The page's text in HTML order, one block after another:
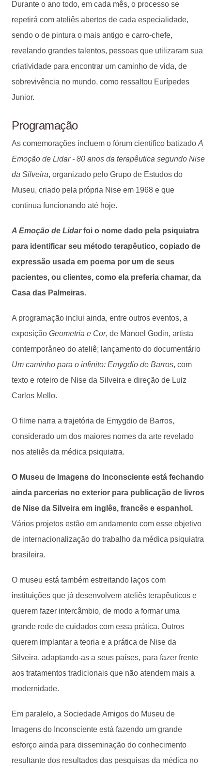
Durante o ano todo, em cada mês, o processo se
repetirá com ateliês abertos de cada especialidade,
sendo o de pintura o mais antigo e carro-chefe,
revelando grandes talentos, pessoas que utilizaram sua
criatividade para encontrar um caminho de vida, de
sobrevivência no mundo, como ressaltou Eurípedes
Junior.
Programação
As comemorações incluem o fórum científico batizado A
Emoção de Lidar - 80 anos da terapêutica segundo Nise
da Silveira, organizado pelo Grupo de Estudos do
Museu, criado pela própria Nise em 1968 e que
continua funcionando até hoje.
A Emoção de Lidarfoi o nome dado pela psiquiatra
para identificar seu método terapêutico, copiado de
expressão usada em poema por um de seus
pacientes, ou clientes, como ela preferia chamar, da
Casa das Palmeiras.
A programação inclui ainda, entre outros eventos, a
exposição Geometria e Cor, de Manoel Godin, artista
contemporâneo do ateliê; lançamento do documentário
Um caminho para o infinito: Emygdio de Barros, com
texto e roteiro de Nise da Silveira e direção de Luiz
Carlos Mello.
O filme narra a trajetória de Emygdio de Barros,
considerado um dos maiores nomes da arte revelado
nos ateliês da médica psiquiatra.
O Museu de Imagens do Inconsciente está fechando
ainda parcerias no exterior para publicação de livros
de Nise da Silveira em inglês, francês e espanhol.
Vários projetos estão em andamento com esse objetivo
de internacionalização do trabalho da médica psiquiatra
brasileira.
O museu está também estreitando laços com
instituições que já desenvolvem ateliês terapêuticos e
querem fazer intercâmbio, de modo a formar uma
grande rede de cuidados com essa prática. Outros
querem implantar a teoria e a prática de Nise da
Silveira, adaptando-as a seus países, para fazer frente
aos tratamentos tradicionais que não atendem mais a
modernidade.
Em paralelo, a Sociedade Amigos do Museu de
Imagens do Inconsciente está fazendo um grande
esforço ainda para disseminação do conhecimento
resultante dos resultados das pesquisas da médica no